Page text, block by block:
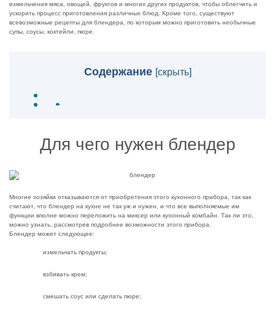
измельчения мяса, овощей, фруктов и многих других продуктов, чтобы облегчить и
ускорить процесс приготовления различных блюд. Кроме того, существуют
всевозможные рецепты для блендера, по которым можно приготовить необычные
супы, соусы, коктейли, пюре.
Содержание [скрыть]
Для чего нужен блендер
Многие хозяйки отказываются от приобретения этого кухонного прибора, так как
считают, что блендер на кухне не так уж и нужен, и что все выполняемые им
функции вполне можно переложить на миксер или кухонный комбайн. Так ли это,
можно узнать, рассмотрев подробнее возможности этого прибора.
Блендер может следующее:
измельчать продукты;
взбивать крем;
смешать соус или сделать пюре;